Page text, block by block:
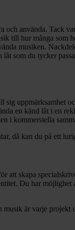
använda. Tack
till hur många
musiken.
låt som du tycker
uppmärksamhet
en känd låt i en
i kommersiella
då kan du på ett
att skapa
Du har
är varje